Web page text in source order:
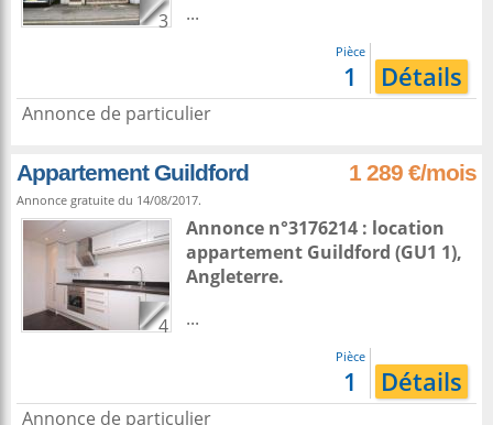
3
...
Pièce
1 Détails
Annonce de particulier
Appartement Guildford 1 289 €/mois
Annonce gratuite du 14/08/2017.
4
Annonce n°3176214 : location
appartement Guildford (GU1 1),
Angleterre.
...
Pièce
1 Détails
Annonce de particulier